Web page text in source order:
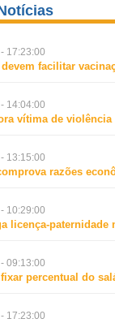
17:23:00
devem facilitar
14:04:00
vítima de
13:15:00
razões
10:29:00
licença-
09:13:00
percentual do
17:23:00